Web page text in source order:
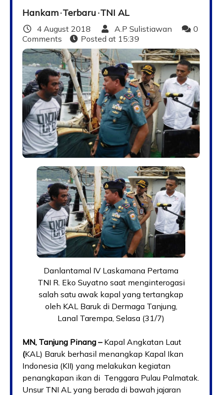
Hankam Terbaru TNI AL
4 August 2018 A.P Sulistiawan
0
Comments
Posted at 15:39
Danlantamal IV Laskamana Pertama
TNI R. Eko Suyatno saat menginterogasi
salah satu awak kapal yang tertangkap
oleh KAL Baruk di Dermaga Tanjung,
Lanal Tarempa, Selasa (31/7)
MN, Tanjung Pinang – Kapal Angkatan Laut
(KAL) Baruk berhasil menangkap Kapal Ikan
Indonesia (KII) yang melakukan kegiatan
penangkapan ikan di Tenggara Pulau Palmatak.
Unsur TNI AL yang berada di bawah jajaran